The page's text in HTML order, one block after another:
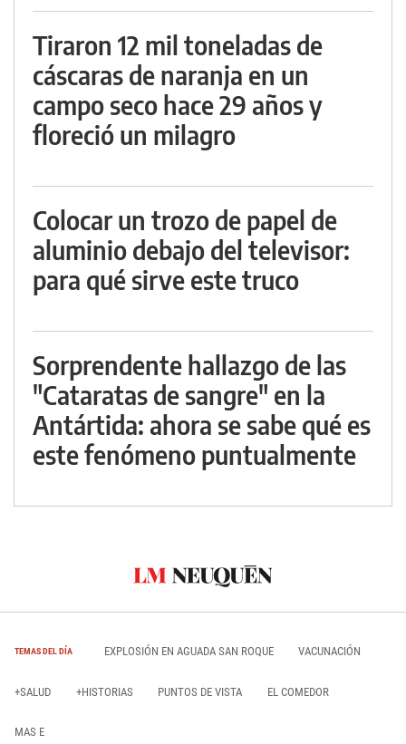
Tiraron 12 mil toneladas de
cáscaras de naranja en un
campo seco hace 29 años y
floreció un milagro
Colocar un trozo de papel de
aluminio debajo del televisor:
para qué sirve este truco
Sorprendente hallazgo de las
"Cataratas de sangre" en la
Antártida: ahora se sabe qué es
este fenómeno puntualmente
TEMAS DEL DÍA EXPLOSIÓN EN AGUADA SAN ROQUE VACUNACIÓN
+SALUD +HISTORIAS PUNTOS DE VISTA EL COMEDOR
MAS E